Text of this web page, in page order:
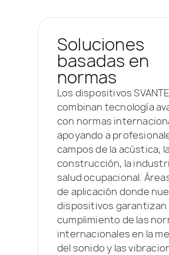
Soluciones
basadas en
normas
Los dispositivos
combinan tecnología
con normas
apoyando a
campos de la acústica,
construcción, la
salud ocupacional.
de aplicación donde
dispositivos garantizan
cumplimiento de las
internacionales en la
del sonido y las